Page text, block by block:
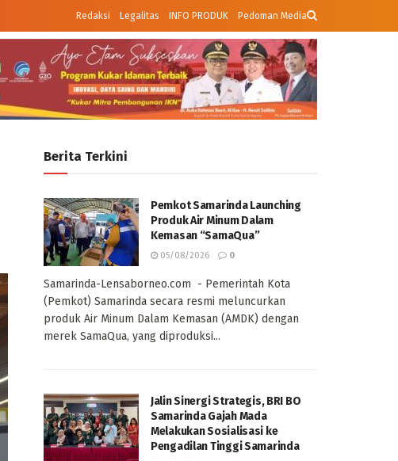
Redaksi Legalitas INFO PRODUK Pedoman Media
Berita Terkini
Pemkot Samarinda Launching
Produk Air Minum Dalam
Kemasan “SamaQua”
05/08/2026 0
Samarinda-Lensaborneo.com - Pemerintah Kota
(Pemkot) Samarinda secara resmi meluncurkan
produk Air Minum Dalam Kemasan (AMDK) dengan
merek SamaQua, yang diproduksi...
Jalin Sinergi Strategis, BRI BO
Samarinda Gajah Mada
Melakukan Sosialisasi ke
Pengadilan Tinggi Samarinda